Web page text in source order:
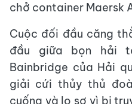
chở container Maersk
Cuộc đối đầu căng
đầu giữa bọn hải
Bainbridge của Hải
giải cứi thủy thủ
cuống và lo sợ vì bị